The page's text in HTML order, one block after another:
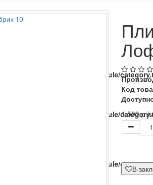
template/extension/module/
template/extension/module/
template/extension/module/
Код
1 500 р./
В